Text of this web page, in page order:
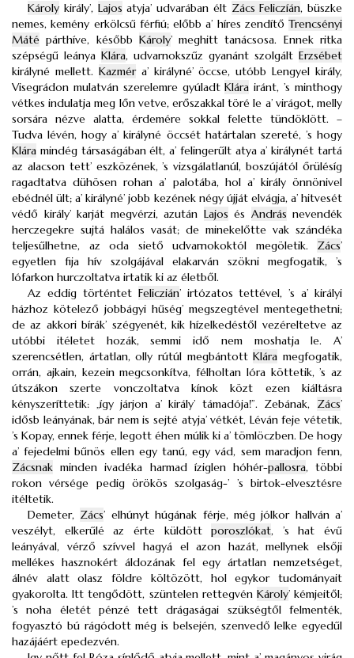
Károly király’, Lajos atyja’ udvarában élt Zács Feliczíán, büszke
nemes, kemény erkölcsű férfiú; előbb a’ híres zendítő Trencsényi
Máté párthíve, később Károly’ meghitt tanácsosa. Ennek ritka
szépségű leánya Klára, udvarnokszűz gyanánt szolgált Erzsébet
királyné mellett. Kazméra’ királyné’ öccse, utóbb Lengyel király,
Visegrádon mulatván szerelemre gyúladtKlára iránt, ’s minthogy
vétkes indulatja meg lőn vetve, erőszakkal töré le a’ virágot, melly
sorsára nézve alatta, érdemére sokkal felette tündöklött. –
Tudva lévén, hogy a’ királyné öccsét határtalan szereté, ’s hogy
Klára mindég társaságában élt, a’ felingerűlt atya a’ királynét tartá
az alacson tett’ eszközének, ’s vizsgálatlanúl, boszújától őrülésíg
ragadtatva dühösen rohan a’ palotába, hol a’ király önnönivel
ebédnél ült; a’ királyné’ jobb kezének négy újját elvágja, a’ hitvesét
védő király’ karját megvérzi, azután Lajos és András nevendék
herczegekre sujtá halálos vasát; de minekelőtte vak szándéka
teljesűlhetne, az oda siető udvarnokoktól megöletik. Zács’
egyetlen fija hív szolgájával elakarván szökni megfogatik, ’s
lófarkon hurczoltatva irtatik ki az életből.
Az eddig történtet Feliczián’ irtózatos tettével, ’s a’ királyi
házhoz kötelező jobbágyi hűség’ megszegtével mentegethetni;
de az akkori bírák’ szégyenét, kik hízelkedéstől vezéreltetve az
utóbbi itéletet hozák, semmi idő nem moshatja le. A’
szerencsétlen, ártatlan, olly rútúl megbántottKlára megfogatik,
orrán, ajkain, kezein megcsonkítva, félholtan lóra köttetik, ’s az
útszákon szerte vonczoltatva kínok közt ezen kiáltásra
kényszeríttetik: „így járjon a’ király’ támadója!”. Zebának, Zács’
idősb leányának, bár nem is sejté atyja’ vétkét, Léván feje vétetik,
’s Kopay, ennek férje, legott éhen múlik ki a’ tömlöczben. De hogy
a’ fejedelmi bűnös ellen egy tanú, egy vád, sem maradjon fenn,
Zácsnak minden ivadéka harmad íziglen hóhér-pallosra, többi
rokon vérsége pedig örökös szolgaság-’ ’s birtok-elvesztésre
itéltetik.
Demeter, Zács’ elhúnyt húgának férje, még jólkor hallván a’
veszélyt, elkerűlé az érte küldöttporoszlókat, ’s hat évű
leányával, vérző szívvel hagyá el azon hazát, mellynek elsőji
mellékes hasznokért áldozának fel egy ártatlan nemzetséget,
álnév alatt olasz földre költözött, hol egykor tudományait
gyakorolta. Itt tengődött, szüntelen rettegvén Károly’ kémjeitől;
’s noha életét pénzé tett drágaságai szükségtől felmenték,
fogyasztó bú rágódott még is belsején, szenvedő lelke egyedűl
hazájáért epedezvén.